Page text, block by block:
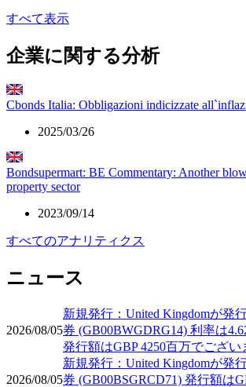
すべて表示
企業に関する分析
Cbonds Italia: Obbligazioni indicizzate
2025/03/26
Bondsupermart: BE Commentary: Another
property sector
2023/09/14
すべてのアナリティクス
ニュース
2026/08/05
新規発行：United Kingdomが発
券 (GB00BWGDRG14) 利率は
発行額はGBP 4250百万でござい
2026/08/05
新規発行：United Kingdomが発
券 (GB00BSGRCD71) 発行額は